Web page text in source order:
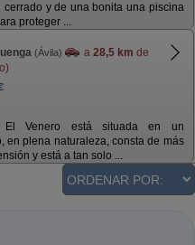
cerrado y de una bonita una piscina
proteger ...
(Ávila) a 28,5 km de
Venero está situada en un
en plena naturaleza, consta de más
y está a tan solo ...